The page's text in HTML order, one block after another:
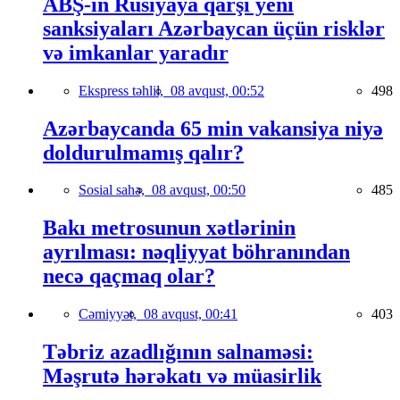
sanksiyaları Azərbaycan üçün risklər
və imkanlar yaradır
Ekspress təhlil, 08 avqust, 00:52 498
Azərbaycanda 65 min vakansiya niyə
doldurulmamış qalır?
Sosial sahə, 08 avqust, 00:50 485
Bakı metrosunun xətlərinin
ayrılması: nəqliyyat böhranından
necə qaçmaq olar?
Cəmiyyət, 08 avqust, 00:41 403
Təbriz azadlığının salnaməsi:
Məşrutə hərəkatı və müasirlik